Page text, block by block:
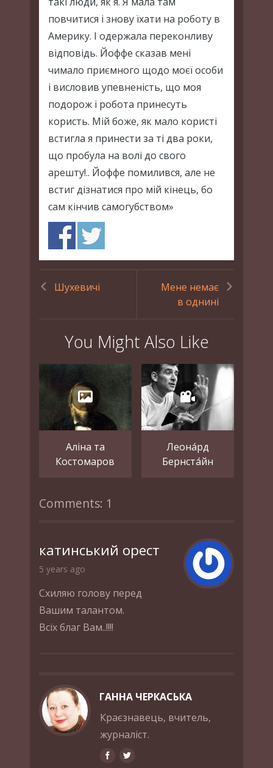
повчитися і знову їхати на роботу в
Америку. І одержала переконливу
відповідь. Йоффе сказав мені
чимало приємного щодо моєї особи
і висловив упевненість, що моя
подорож і робота принесуть
користь. Мій боже, як мало користі
встигла я принести за ті два роки,
що пробула на волі до свого
арешту!.. Йоффе помилився, але не
встиг дізнатися про мій кінець, бо
сам кінчив самогубством»
Шухевичі
Мене немає
в однині
You Might Also Like
Аліна та
Костомаров
Леона́рд
Бернста́йн
Comments: 1
катинський орест
5 years ago
Схиляю голову перед
Вашим талантом.
Всіх благ Вам..!!!!
ГАННА ЧЕРКАСЬКА
Краєзнавець, вчитель,
журналіст.